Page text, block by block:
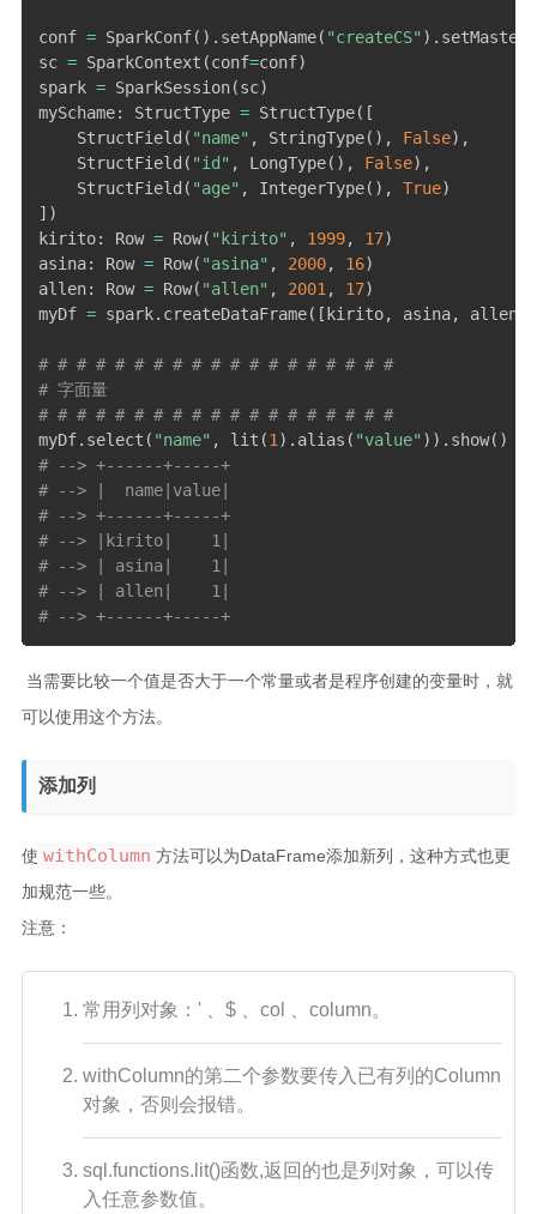
conf = SparkConf( ) . setAppName( "createCS" ) . setMaster
sc = SparkContext (conf=conf)
spark = SparkSession(sc)
mySchame: StructType = StructType( [
    StructField
( "name" , StringType( ) , False) ,
    StructField
( "id" , LongType( ) , False) ,
    StructField
( "age" , IntegerType( ) , True)
] )
kirito: Row = Row( "kirito" , 1999, 17)
asina: Row = Row( "asina" , 2000, 16)
allen: Row = Row( "allen" , 2001 , 17)
myDf = spark. createDataFrame( [kirito, asina, allen
# # # # # # # # # # # # # # # # # # #
# 字面量
# # # # # # # # # # # # # # # # # # #
myDf. select ( "name" , lit (1 ) . alias ( "value" ) ) . show( )
# --> +------+-----+
# --> |  name|value|
# --> +------+-----+
# --> |kirito|    1|
# --> | asina|    1|
# --> | allen|    1|
# --> +------+-----+
​ 当需要比较一个值是否大于一个常量或者是程序创建的变量时，就
可以使用这个方法。
添加列
使 withColumn 方法可以为DataFrame添加新列，这种方式也更
加规范一些。
注意：
常用列对象：' 、$ 、col 、column。
withColumn的第二个参数要传入已有列的Column
对象，否则会报错。
sql.functions.lit()函数,返回的也是列对象，可以传
入任意参数值。